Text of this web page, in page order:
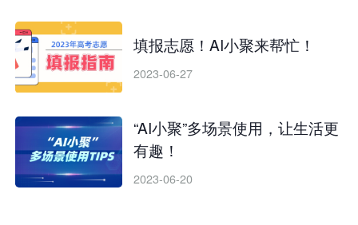
填报志愿！AI小聚来帮忙！
2023-06-27
“AI小聚”多场景使用，让生活更
有趣！
2023-06-20